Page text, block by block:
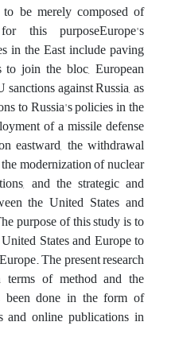
be merely composed of
this purposeEurope's
in the East include paving
join the bloc, European
against Russia, as
to Russia's policies in the
of a missile defense
eastward, the withdrawal
modernization of nuclear
and the strategic and
the United States and
purpose of this study is to
States and Europe to
The present research
terms of method and the
been done in the form of
and online publications in